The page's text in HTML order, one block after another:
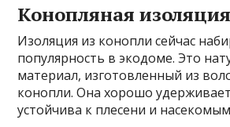
Конопляная изоляция
Изоляция из конопли сейчас
популярность в экодоме. Это
материал, изготовленный из
конопли. Она хорошо
устойчива к плесени и